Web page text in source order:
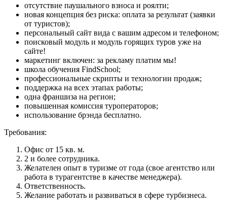
отсутствие паушального взноса и роялти;
новая концепция без риска: оплата за результат (заявки
от туристов);
персональный сайт вида с вашим адресом и телефоном;
поисковый модуль и модуль горящих туров уже на
сайте!
маркетинг включен: за рекламу платим мы!
школа обучения FindSchool;
профессиональные скрипты и технологии продаж;
поддержка на всех этапах работы;
одна франшиза на регион;
повышенная комиссия туроператоров;
использование брэнда бесплатно.
Требования:
Офис от 15 кв. м.
2 и более сотрудника.
Желателен опыт в туризме от года (свое агентство или
работа в турагентстве в качестве менеджера).
Ответственность.
Желание работать и развиваться в сфере турбизнеса.